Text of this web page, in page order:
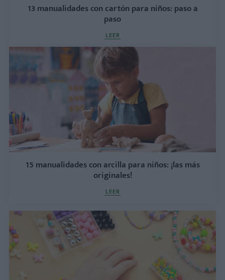
13 manualidades con cartón para niños: paso a
paso
LEER
15 manualidades con arcilla para niños: ¡las más
originales!
LEER